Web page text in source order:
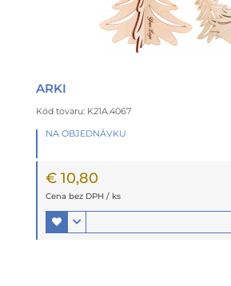
ARKI
Kód tovaru: K21A.4067
NA OBJEDNÁVKU
€ 10,80
Cena bez DPH / ks